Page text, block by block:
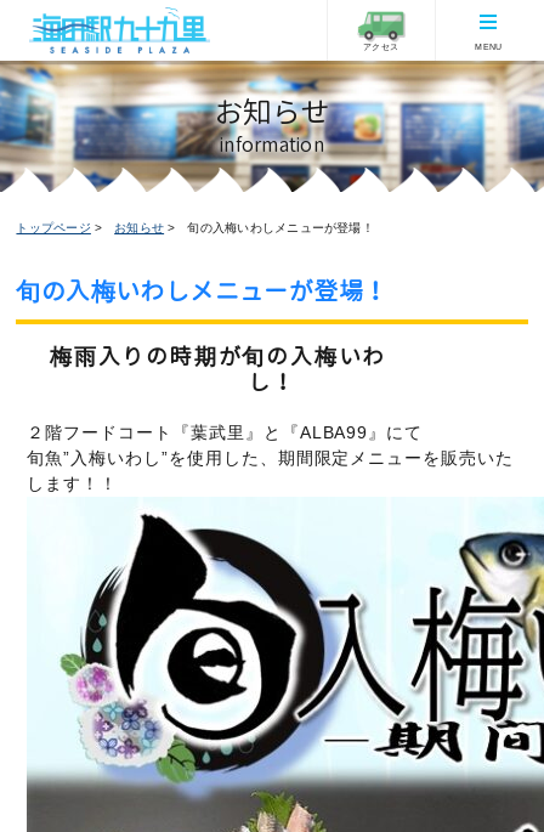
アクセス MENU
お知らせ
information
トップページ お知らせ 旬の入梅いわしメニューが登場！
旬の入梅いわしメニューが登場！
梅雨入りの時期が旬の入梅いわ
し！
２階フードコート『葉武里』と『ALBA99』にて
旬魚”入梅いわし”を使用した、期間限定メニューを販売いた
します！！